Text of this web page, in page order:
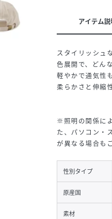
アイテム
スタイリッシュ
色展開で、どん
軽やかで通気性
柔らかさと伸縮
※照明の関係に
た、パソコン・
が異なる場合も
性別タイプ
原産国
素材